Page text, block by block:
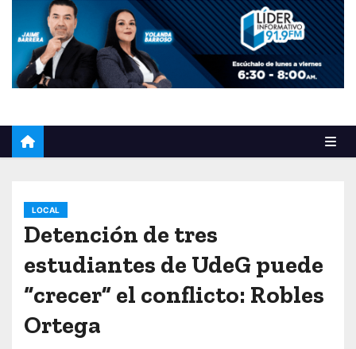
LOCAL
Detención de tres
estudiantes de UdeG puede
“crecer” el conflicto: Robles
Ortega